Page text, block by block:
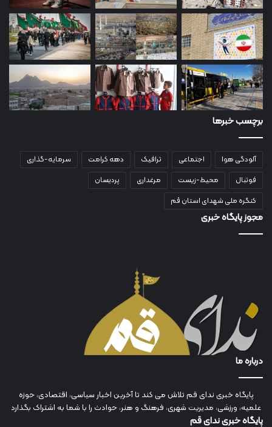
برچسب خبرها
آلودگی هوا اجتماعی ترافیک دهه کرامت
سرمایه-گذاری
فوتبال
محیط-زیست مرغداری
پردیسان
کنگره ملی شهدای استان قم
مجوز پایگاه خبری
درباره ما
پایگاه خبری ندای قم تلاش می کند تا آخرین اخبار سیاسی، اقتصادی، حوزه
علمیه، ورزشی، مدیریت شهری، فرهنگ و هنر، حوادث را با شما به اشتراک بگذارد
پایگاه خبری ندای قم